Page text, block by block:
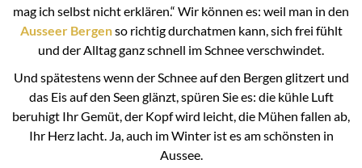
mag ich selbst nicht erklären.“ Wir können es: weil man in den
Ausseer Bergenso richtig durchatmen kann, sich frei fühlt
und der Alltag ganz schnell im Schnee verschwindet.
Und spätestens wenn der Schnee auf den Bergen glitzert und
das Eis auf den Seen glänzt, spüren Sie es: die kühle Luft
beruhigt Ihr Gemüt, der Kopf wird leicht, die Mühen fallen ab,
Ihr Herz lacht. Ja, auch im Winter ist es am schönsten in
Aussee.